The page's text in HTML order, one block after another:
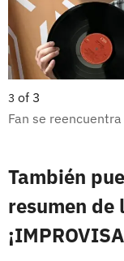
3 of 3
Fan se
También
resumen de